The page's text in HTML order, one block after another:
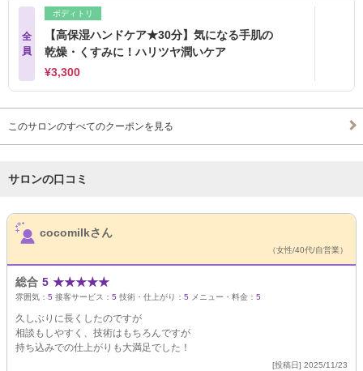
全
員
ボディトリ
【高保湿ハンドケア★30分】気になる手肌の
乾燥・くすみに！ハリツヤ潤いケア
¥3,300
このサロンのすべてのクーポンを見る
サロンの口コミ
サロンPick Up
cocomilkさん
（女性/40代/自営業）
総合 5 ★★★★★
雰囲気： 5 接客サービス： 5 技術・仕上がり： 5 メニュー・料金： 5
久しぶりに長くしたのですが
相談もしやすく、技術はもちろんですが
持ち込みでの仕上がりも大満足でした！
[投稿日] 2025/11/23